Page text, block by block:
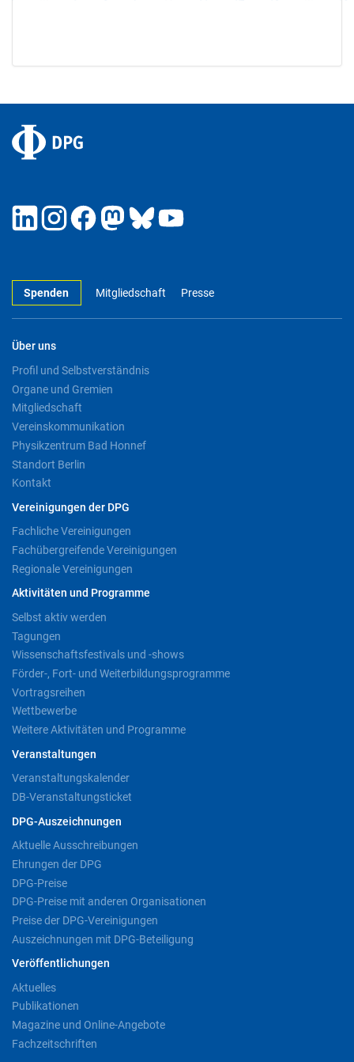
Spenden Mitgliedschaft Presse
Über uns
Profil und Selbstverständnis
Organe und Gremien
Mitgliedschaft
Vereinskommunikation
Physikzentrum Bad Honnef
Standort Berlin
Kontakt
Vereinigungen der DPG
Fachliche Vereinigungen
Fachübergreifende Vereinigungen
Regionale Vereinigungen
Aktivitäten und Programme
Selbst aktiv werden
Tagungen
Wissenschaftsfestivals und -shows
Förder-, Fort- und Weiterbildungsprogramme
Vortragsreihen
Wettbewerbe
Weitere Aktivitäten und Programme
Veranstaltungen
Veranstaltungskalender
DB-Veranstaltungsticket
DPG-Auszeichnungen
Aktuelle Ausschreibungen
Ehrungen der DPG
DPG-Preise
DPG-Preise mit anderen Organisationen
Preise der DPG-Vereinigungen
Auszeichnungen mit DPG-Beteiligung
Veröffentlichungen
Aktuelles
Publikationen
Magazine und Online-Angebote
Fachzeitschriften